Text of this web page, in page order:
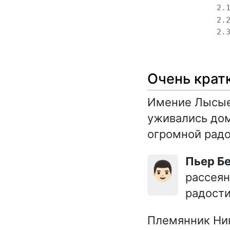
2.1
2.2
2.3
Очень
Имение
уживались
огромной
👨🏻
Пьер
Племянник